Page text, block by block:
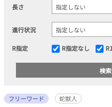
長さ
進行状況
R指定 R指定なし
フリーワード
蛇獣人